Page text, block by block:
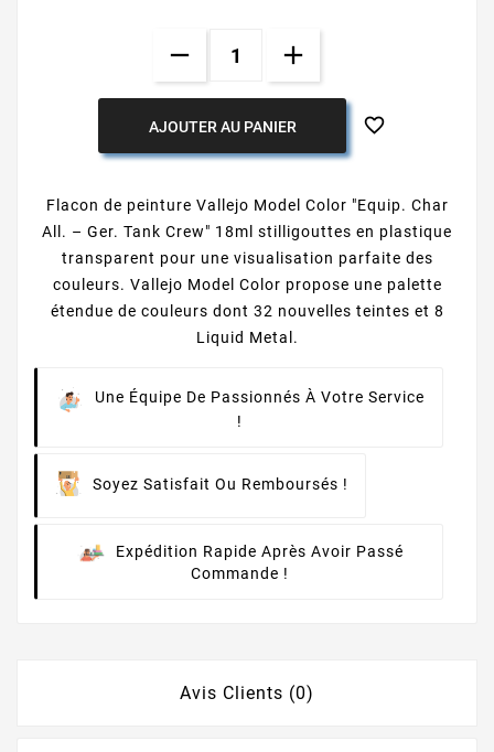
AJOUTER AU PANIER 
Flacon de peinture Vallejo Model Color "Equip. Char
All. – Ger. Tank Crew" 18ml stilligouttes en plastique
transparent pour une visualisation parfaite des
couleurs. Vallejo Model Color propose une palette
étendue de couleurs dont 32 nouvelles teintes et 8
Liquid Metal.
Une Équipe De Passionnés À Votre Service
!
Soyez Satisfait Ou Remboursés !
Expédition Rapide Après Avoir Passé
Commande !
Avis Clients (0)